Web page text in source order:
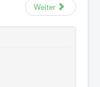
Weiter